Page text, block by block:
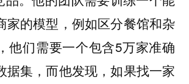
家的模型，例如区分餐馆和杂
他们需要一个包含5万家准确
据集，而他发现，如果找一家